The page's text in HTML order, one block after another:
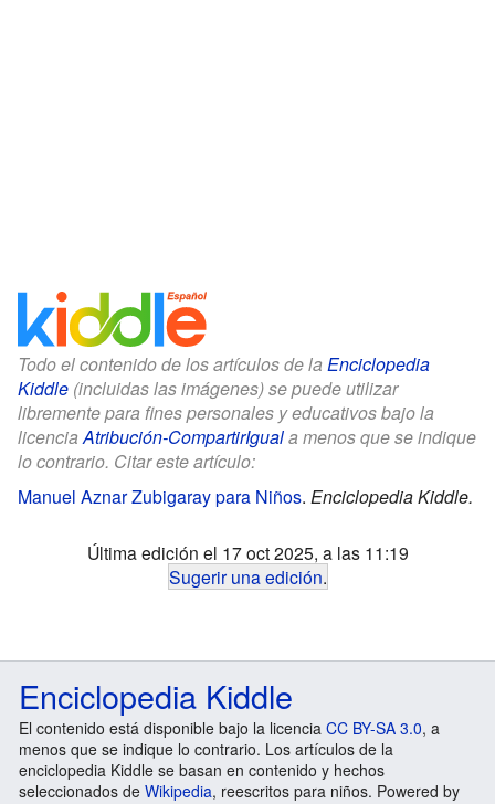
Todo el contenido de los artículos de la Enciclopedia
Kiddle (incluidas las imágenes) se puede utilizar
libremente para fines personales y educativos bajo la
licenciaAtribución-CompartirIguala menos que se indique
lo contrario. Citar este artículo:
Manuel Aznar Zubigaray para Niños. Enciclopedia Kiddle.
Última edición el 17 oct 2025, a las 11:19
Sugerir una edición.
Enciclopedia Kiddle
El contenido está disponible bajo la licencia CC BY-SA 3.0, a
menos que se indique lo contrario. Los artículos de la
enciclopedia Kiddle se basan en contenido y hechos
seleccionados de Wikipedia, reescritos para niños. Powered by